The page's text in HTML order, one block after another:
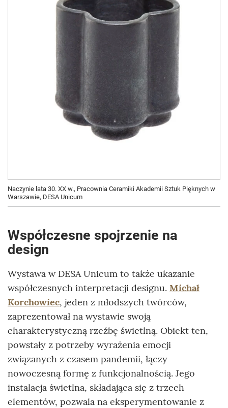
Naczynie lata 30. XX w., Pracownia Ceramiki Akademii Sztuk Pięknych w
Warszawie, DESA Unicum
Współczesne spojrzenie na
design
Wystawa w DESA Unicum to także ukazanie
współczesnych interpretacji designu. Michał
Korchowiec, jeden z młodszych twórców,
zaprezentował na wystawie swoją
charakterystyczną rzeźbę świetlną. Obiekt ten,
powstały z potrzeby wyrażenia emocji
związanych z czasem pandemii, łączy
nowoczesną formę z funkcjonalnością. Jego
instalacja świetlna, składająca się z trzech
elementów, pozwala na eksperymentowanie z